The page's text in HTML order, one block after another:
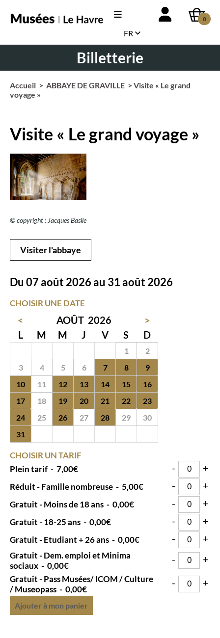
0
FR
Billetterie
Accueil > ABBAYE DE GRAVILLE > Visite « Le grand
voyage »
Visite « Le grand voyage »
© copyright : Jacques Basile
Visiter l'abbaye
Du 07 août 2026 au 31 août 2026
CHOISIR UNE DATE
< AOÛT 2026
>
L
M M J V S D
1
2
3
4 5 6 7 8
9
10
11 12 13 14 15
16
17
18 19 20 21 22
23
24
25 26 27 28 29
30
31
CHOISIR UN TARIF
Plein tarif - 7,00€ - +
Réduit - Famille nombreuse - 5,00€ - +
Gratuit - Moins de 18 ans - 0,00€ - +
Gratuit - 18-25 ans - 0,00€ - +
Gratuit - Etudiant + 26 ans - 0,00€ - +
Gratuit - Dem. emploi et Minima
sociaux - 0,00€
- +
Gratuit - Pass Musées/ ICOM / Culture
/ Museopass - 0,00€
- +
Ajouter à mon panier